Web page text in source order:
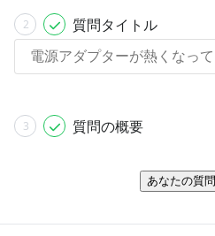
2 質問タイトル
3 質問の概要
あなたの質